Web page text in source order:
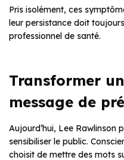
Pris isolément, ces
leur persistance doit
professionnel de santé.
Transformer
message de
Aujourd’hui, Lee Rawlinson
sensibiliser le public.
choisit de mettre des mots